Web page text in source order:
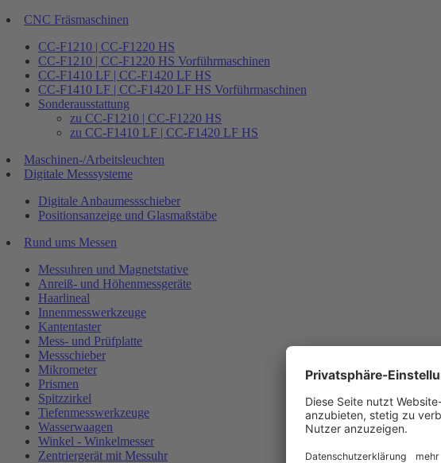
CNC Fräsmaschinen
CC-F1210 | CC-F1220 HS
CC-F1210 | CC-F1220 HS Vorführmaschinen
CC-F1410 LF | CC-F1420 LF HS
CC-F1410 LF | CC-F1420 LF HS Vorführmaschinen
Sonderausstattung
zu CC-F1210 | CC-F1220 HS
zu CC-F1410 LF | CC-F1420 LF HS
Maschinen-/Arbeitsleuchten
Digitale Messsysteme
Digitale Anbaumessschieber
Positionsanzeige und Glasmaßstäbe
Rund ums Messen
Messuhren und Magnetstative
Anreiß- und Höhenmessgeräte
Haarlineal
Innenmesswerkzeuge
Kantentaster
Mess- und Prüfplatte
Messschieber
Mikrometer
Prismen
Spitzzirkel
Tiefenmesswerkzeuge
Wasserwaagen
Winkel - Winkelmesser
Zentriergerät mit Messuhr